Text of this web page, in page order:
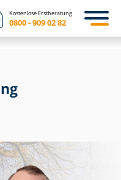
Kostenlose Erstberatung
0800 - 909 02 82